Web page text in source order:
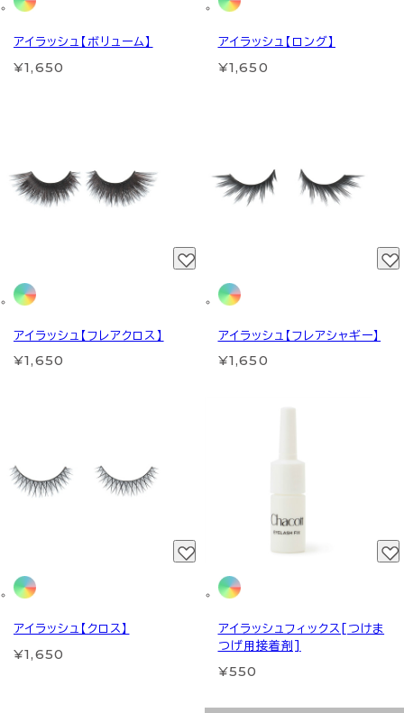
アイラッシュ【ボリューム】
¥1,650
アイラッシュ【ロング】
¥1,650
アイラッシュ【フレアクロス】
¥1,650
アイラッシュ【フレアシャギー】
¥1,650
アイラッシュ【クロス】
¥1,650
アイラッシュフィックス[つけま
つげ用接着剤]
¥550